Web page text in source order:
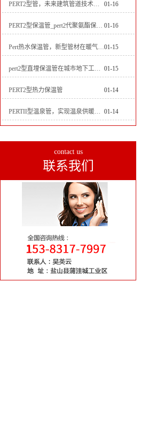
PERT2型管，未来建筑管道技术的代表 01-16
PERT2型保温管_pert2代聚氨酯保温管道_排水供热pert二代保温管 01-16
Pert热水保温管，新型管材在暖气和热水系统中的应用01-15
pert2型直埋保温管在城市地下工程建设中的应用 01-15
PERT2型热力保温管 01-14
PERTII型温泉管，实现温泉供暖设备革新 01-14
contact us
联系我们